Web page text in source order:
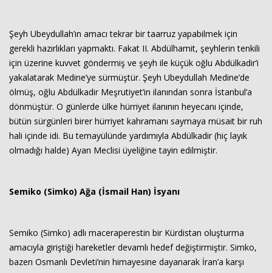
Şeyh Ubeydullah’ın amacı tekrar bir taarruz yapabilmek için
gerekli hazırlıkları yapmaktı. Fakat II. Abdülhamit, şeyhlerin tenkili
için üzerine kuvvet göndermiş ve şeyh ile küçük oğlu Abdülkadir’i
yakalatarak Medine’ye sürmüştür. Şeyh Ubeydullah Medine’de
ölmüş, oğlu Abdülkadir Meşrutiyet’in ilanından sonra İstanbul’a
dönmüştür. O günlerde ülke hürriyet ilanının heyecanı içinde,
bütün sürgünleri birer hürriyet kahramanı saymaya müsait bir ruh
hali içinde idi. Bu temayülünde yardımıyla Abdülkadir (hiç layık
olmadığı halde) Ayan Meclisi üyeliğine tayin edilmiştir.
Semiko (Simko) Ağa (İsmail Han) İsyanı
Semiko (Simko) adlı maceraperestin bir Kürdistan oluşturma
amacıyla giriştiği hareketler devamlı hedef değiştirmiştir. Simko,
bazen Osmanlı Devleti’nin himayesine dayanarak İran’a karşı